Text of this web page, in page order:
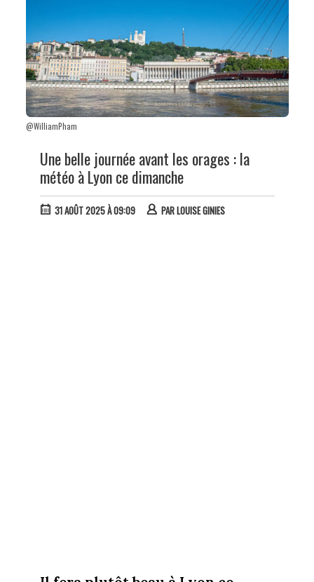
@WilliamPham
Une belle journée avant les orages : la
météo à Lyon ce dimanche
31 AOÛT 2025 À 09:09 PARLOUISE GINIES